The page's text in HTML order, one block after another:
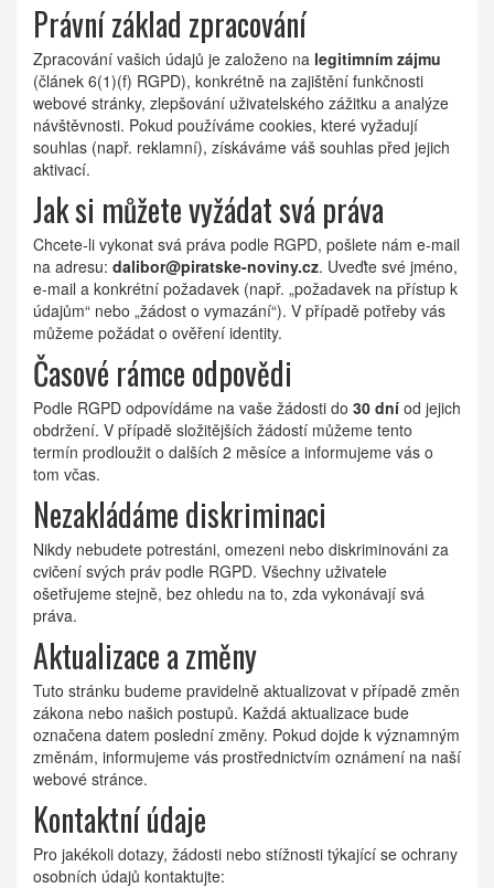
Právní základ zpracování
Zpracování vašich údajů je založeno na legitimním zájmu
(článek 6(1)(f) RGPD), konkrétně na zajištění funkčnosti
webové stránky, zlepšování uživatelského zážitku a analýze
návštěvnosti. Pokud používáme cookies, které vyžadují
souhlas (např. reklamní), získáváme váš souhlas před jejich
aktivací.
Jak si můžete vyžádat svá práva
Chcete-li vykonat svá práva podle RGPD, pošlete nám e-mail
na adresu: dalibor@piratske-noviny.cz. Uveďte své jméno,
e-mail a konkrétní požadavek (např. „požadavek na přístup k
údajům“ nebo „žádost o vymazání“). V případě potřeby vás
můžeme požádat o ověření identity.
Časové rámce odpovědi
Podle RGPD odpovídáme na vaše žádosti do 30 dní od jejich
obdržení. V případě složitějších žádostí můžeme tento
termín prodloužit o dalších 2 měsíce a informujeme vás o
tom včas.
Nezakládáme diskriminaci
Nikdy nebudete potrestáni, omezeni nebo diskriminováni za
cvičení svých práv podle RGPD. Všechny uživatele
ošetřujeme stejně, bez ohledu na to, zda vykonávají svá
práva.
Aktualizace a změny
Tuto stránku budeme pravidelně aktualizovat v případě změn
zákona nebo našich postupů. Každá aktualizace bude
označena datem poslední změny. Pokud dojde k významným
změnám, informujeme vás prostřednictvím oznámení na naší
webové stránce.
Kontaktní údaje
Pro jakékoli dotazy, žádosti nebo stížnosti týkající se ochrany
osobních údajů kontaktujte: